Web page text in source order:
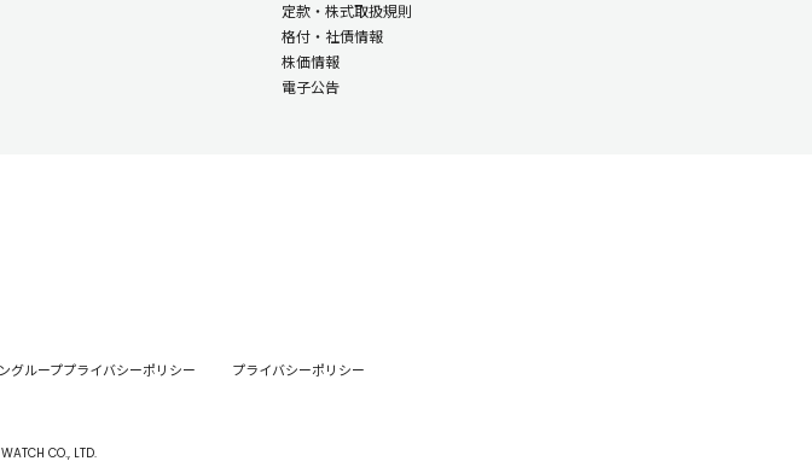
定款・株式取扱規則
格付・社債情報
株価情報
電子公告
グループプライバシーポリシー プライバシーポリシー
CO., LTD.